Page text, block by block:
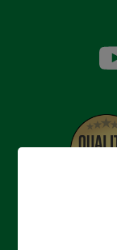
Erfolgreich